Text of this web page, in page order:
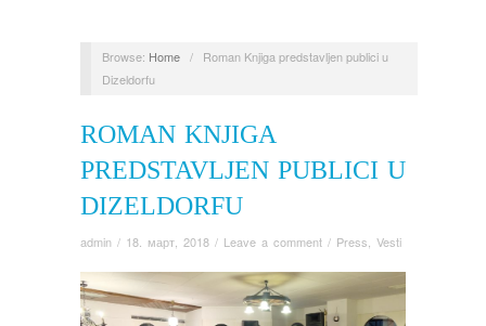
Browse: Home /
Roman Knjiga predstavljen publici u
Dizeldorfu
ROMAN KNJIGA
PREDSTAVLJEN PUBLICI U
DIZELDORFU
admin / 18. март, 2018 / Leave a comment / Press Vesti